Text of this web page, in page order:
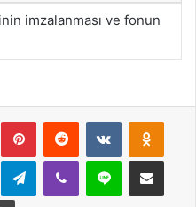
imzalanması ve fonun
PinterestReddit VKontakte
TelegramViber Line E-Posta ile
Yazdır